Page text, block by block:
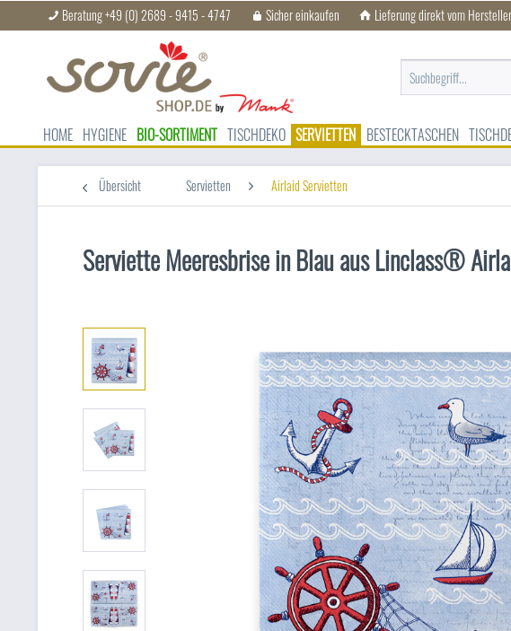
Beratung +49 (0) 2689 - 9415 - 4747 Sicher einkaufen Lieferung direkt vom Hersteller
HOME HYGIENE BIO-SORTIMENT TISCHDEKO SERVIETTEN BESTECKTASCHEN
Übersicht Servietten Airlaid Servietten
Serviette Meeresbrise in Blau aus Linclass®